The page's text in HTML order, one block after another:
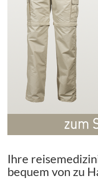
Ihre
bequem von zu